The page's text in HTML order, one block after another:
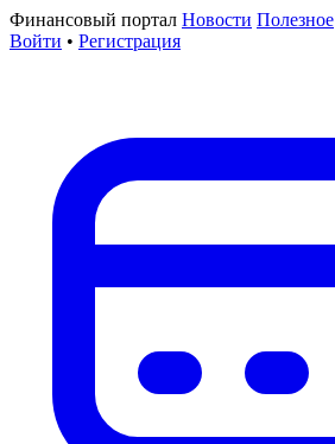
Финансовый портал Новости Полезное
Войти • Регистрация